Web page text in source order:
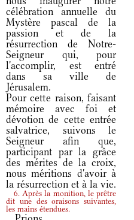
célébration annuelle du
Mystère pascal de la
passion et de la
résurrection de Notre-
Seigneur qui, pour
l'accomplir, est entré
dans sa ville de
Jérusalem.
Pour cette raison, faisant
mémoire avec foi et
dévotion de cette entrée
salvatrice, suivons le
Seigneur afin que,
participant par la grâce
des mérites de la croix,
nous méritions d'avoir à
la résurrection et à la vie.
6. Après la monition, le prêtre
dit une des oraisons suivantes,
les mains étendues.